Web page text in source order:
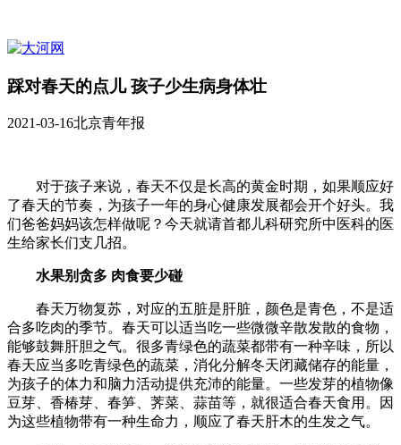
踩对春天的点儿 孩子少生病身体壮
2021-03-16北京青年报
对于孩子来说，春天不仅是长高的黄金时期，如果顺应好
了春天的节奏，为孩子一年的身心健康发展都会开个好头。我
们爸爸妈妈该怎样做呢？今天就请首都儿科研究所中医科的医
生给家长们支几招。
水果别贪多 肉食要少碰
春天万物复苏，对应的五脏是肝脏，颜色是青色，不是适
合多吃肉的季节。春天可以适当吃一些微微辛散发散的食物，
能够鼓舞肝胆之气。很多青绿色的蔬菜都带有一种辛味，所以
春天应当多吃青绿色的蔬菜，消化分解冬天闭藏储存的能量，
为孩子的体力和脑力活动提供充沛的能量。一些发芽的植物像
豆芽、香椿芽、春笋、荠菜、蒜苗等，就很适合春天食用。因
为这些植物带有一种生命力，顺应了春天肝木的生发之气。